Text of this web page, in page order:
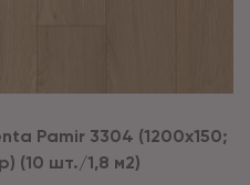
Pamir 3304 (1200х150;
(10 шт./1,8 м2)